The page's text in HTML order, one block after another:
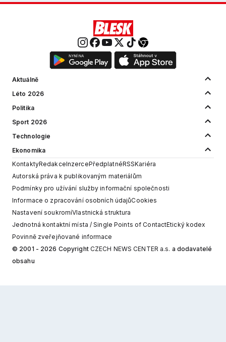
Aktuálně
Léto 2026
Politika
Sport 2026
Technologie
Ekonomika
KontaktyRedakceInzercePředplatnéRSSKariéra
Autorská práva k publikovaným materiálům
Podmínky pro užívání služby informační společnosti
Informace o zpracování osobních údajůCookies
Nastavení soukromíVlastnická struktura
Jednotná kontaktní místa / Single Points of ContactEtický kodex
Povinně zveřejňované informace
© 2001 - 2026 Copyright CZECH NEWS CENTER a.s. a dodavatelé
obsahu